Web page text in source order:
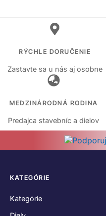
RÝCHLE DORUČENIE
Zastavte sa u nás aj osobne
MEDZINÁRODNÁ RODINA
Predajca stavebníc a dielov
KATEGÓRIE
Kategórie